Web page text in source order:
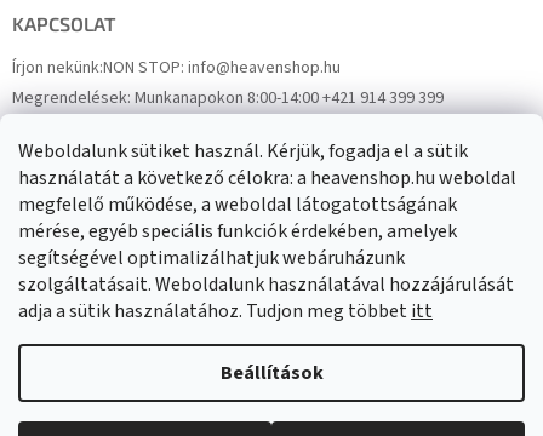
Weboldalunk sütiket használ. Kérjük, fogadja el a sütik
használatát a következő célokra: a heavenshop.hu weboldal
megfelelő működése, a weboldal látogatottságának
mérése, egyéb speciális funkciók érdekében, amelyek
segítségével optimalizálhatjuk webáruházunk
szolgáltatásait. Weboldalunk használatával hozzájárulását
adja a sütik használatához. Tudjon meg többetitt
Beállítások
KAPCSOLAT
Írjon nekünk:NON STOP: info@heavenshop.hu
Megrendelések:Munkanapokon 8:00-14:00 +421 914 399 399
FacebookHeavenShop.sk
Eredményeink